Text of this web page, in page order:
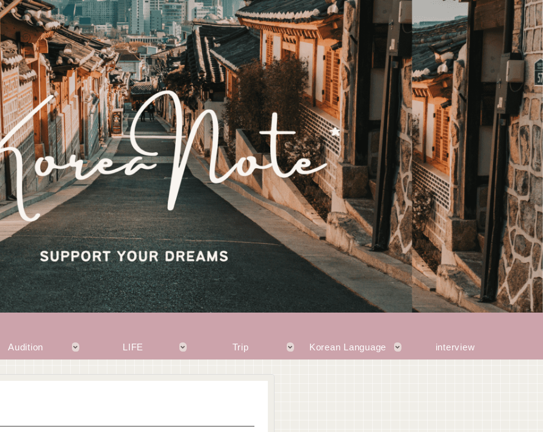
Audition LIFE Trip Korean Language interview